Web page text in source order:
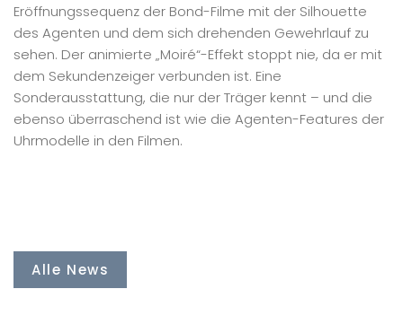
Eröffnungssequenz der Bond-Filme mit der Silhouette
des Agenten und dem sich drehenden Gewehrlauf zu
sehen. Der animierte „Moiré“-Effekt stoppt nie, da er mit
dem Sekundenzeiger verbunden ist. Eine
Sonderausstattung, die nur der Träger kennt – und die
ebenso überraschend ist wie die Agenten-Features der
Uhrmodelle in den Filmen.
Alle News